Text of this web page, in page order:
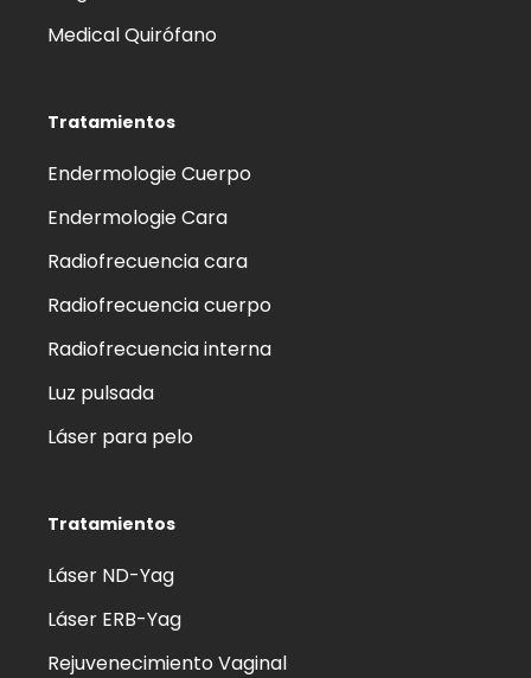
Medical Quirófano
Tratamientos
Endermologie Cuerpo
Endermologie Cara
Radiofrecuencia cara
Radiofrecuencia cuerpo
Radiofrecuencia interna
Luz pulsada
Láser para pelo
Tratamientos
Láser ND-Yag
Láser ERB-Yag
Rejuvenecimiento Vaginal